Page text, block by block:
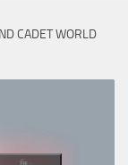
CADET WORLD